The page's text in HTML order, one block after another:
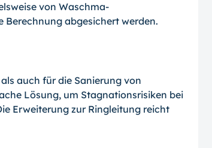
von Waschma­
abgesichert werden.
auch für die Sanierung von
Lösung, um Stagnationsrisiken bei
Er­weiterung zur Ringleitung reicht